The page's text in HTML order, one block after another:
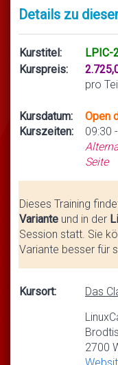
Details zu
Kurstitel:
LPIC-
Kurspreis:
pro
Kursdatum:
Kurszeiten:
Open
09:30
Seite
Dieses Training
Variante und in der
Session statt. Sie
Variante besser für
Kursort:
Das
2700